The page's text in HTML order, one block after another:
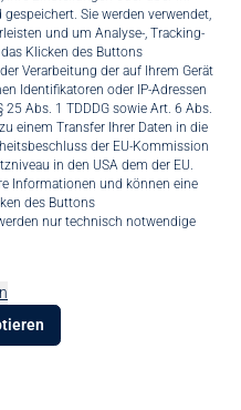
Sie werden verwendet,
und um Analyse-, Tracking-
Klicken des Buttons
Verarbeitung der auf Ihrem Gerät
Identifikatoren oder IP-Adressen
Abs. 1 TDDDG sowie Art. 6 Abs.
einem Transfer Ihrer Daten in die
der EU-Kommission
in den USA dem der EU.
Informationen und können eine
des Buttons
nur technisch notwendige
ersetzt. Aber wäre es nicht viel
gegen sie?
Mit ihrer Hilfe
mit anderen, treffen
dazu befähigt, über alles, was
rational nachzudenken.
durch das Wachstum der KI
was ist die menschliche
so gut imitieren kann? Ob im
Zusammenhängen, in dem
Allgemeine Intelligenz
Bedrohung als Chance
wir in der immer komplexer
unsere menschliche